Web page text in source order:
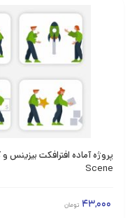
Scene
43,000 تومان